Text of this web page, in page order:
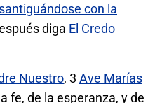
santiguándose con la
diga El Credo
Nuestro, 3 Ave Marías
fe, de la esperanza, y de